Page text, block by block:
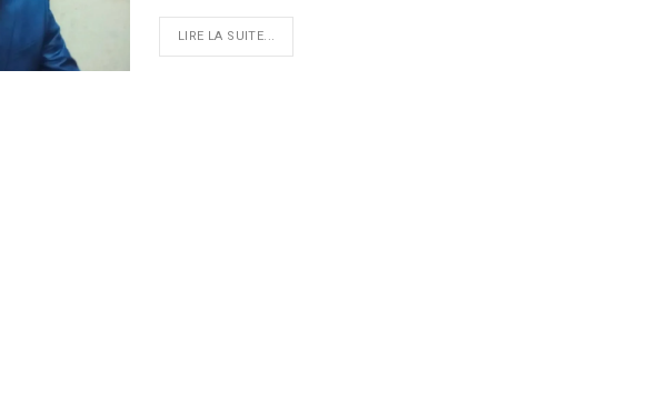
LIRE LA SUITE...